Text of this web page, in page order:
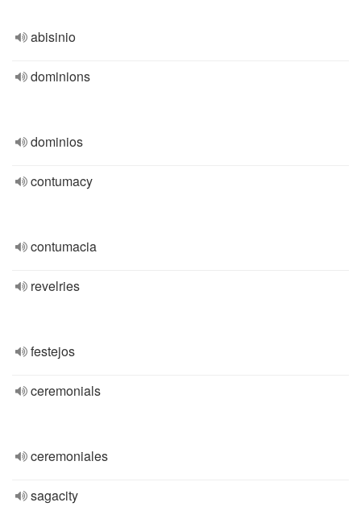
abisinio
dominions
dominios
contumacy
contumacia
revelries
festejos
ceremonials
ceremoniales
sagacity